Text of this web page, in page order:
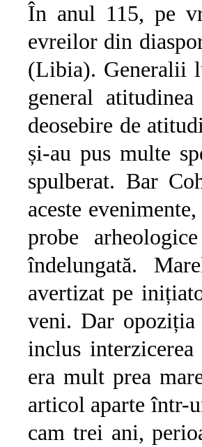
În anul 115, pe
evreilor din
(Libia). Generalii
general
deosebire de
și-au pus multe
spulberat. Bar
aceste
probe
îndelungată.
avertizat pe
veni. Dar
inclus
era mult prea
articol aparte într-
cam trei ani,